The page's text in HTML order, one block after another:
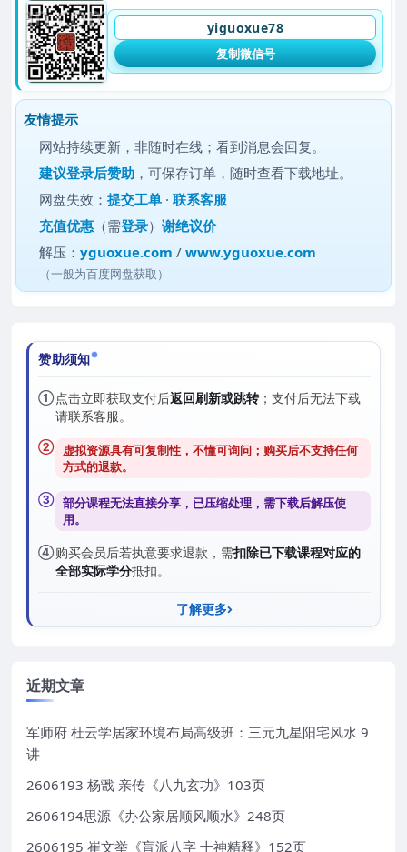
yiguoxue78
复制微信号
友情提示
网站持续更新，非随时在线；看到消息会回复。
建议登录后赞助 ，可保存订单，随时查看下载地址。
网盘失效：提交工单 ·联系客服
充值优惠 （需登录）谢绝议价
解压：yguoxue.com /www.yguoxue.com
（一般为百度网盘获取）
赞助须知
①点击立即获取支付后返回刷新或跳转；支付后无法下载
请联系客服。
② 虚拟资源具有可复制性，不懂可询问；购买后不支持任何
方式的退款。
③ 部分课程无法直接分享，已压缩处理，需下载后解压使
用。
④购买会员后若执意要求退款，需扣除已下载课程对应的
全部实际学分抵扣。
了解更多
近期文章
军师府 杜云学居家环境布局高级班：三元九星阳宅风水 9
讲
2606193 杨戬 亲传《八九玄功》103页
2606194思源《办公家居顺风顺水》248页
2606195 崔文举《盲派八字 十神精释》152页